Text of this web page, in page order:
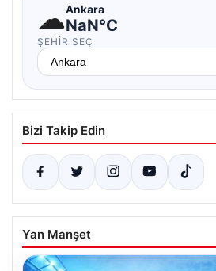
☁Ankara
NaN°C
ŞEHIR SEÇ
Bizi Takip Edin
Yan Manşet